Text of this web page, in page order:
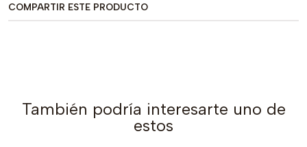
COMPARTIR ESTE PRODUCTO
También podría interesarte uno de
estos